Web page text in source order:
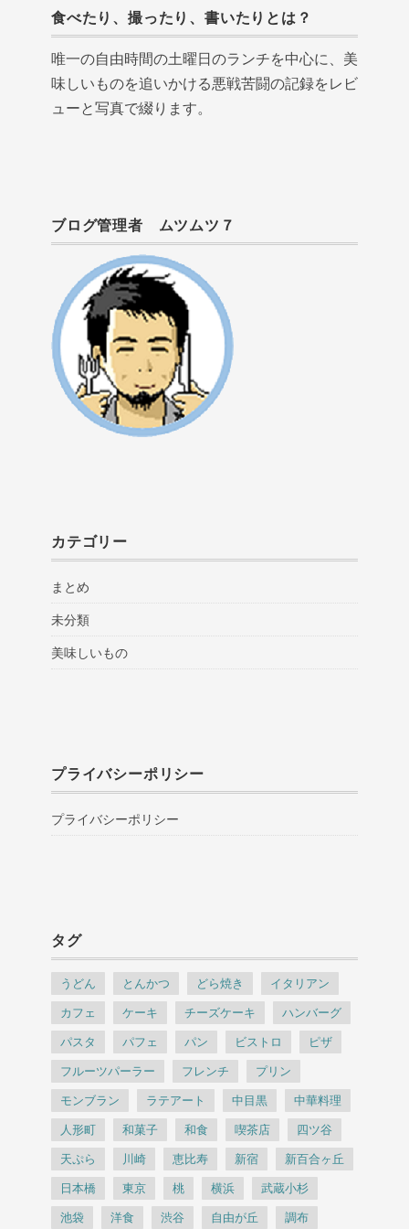
食べたり、撮ったり、書いたりとは？
唯一の自由時間の土曜日のランチを中心に、美
味しいものを追いかける悪戦苦闘の記録をレビ
ューと写真で綴ります。
ブログ管理者 ムツムツ７
カテゴリー
まとめ
未分類
美味しいもの
プライバシーポリシー
プライバシーポリシー
タグ
うどん とんかつ どら焼き イタリアン
カフェ ケーキ チーズケーキ ハンバーグ
パスタ パフェ パン ビストロ ピザ
フルーツパーラー フレンチ プリン
モンブラン ラテアート 中目黒 中華料理
人形町 和菓子 和食 喫茶店 四ツ谷
天ぷら 川崎 恵比寿 新宿 新百合ヶ丘
日本橋 東京 桃 横浜 武蔵小杉
池袋 洋食 渋谷 自由が丘 調布